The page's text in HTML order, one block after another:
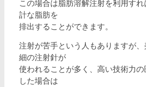
この場合は脂肪溶解注射を利用す
計な脂肪を
排出することができます。
注射が苦手という人もありますが
細の注射針が
使われることが多く、高い技術力
した場合は